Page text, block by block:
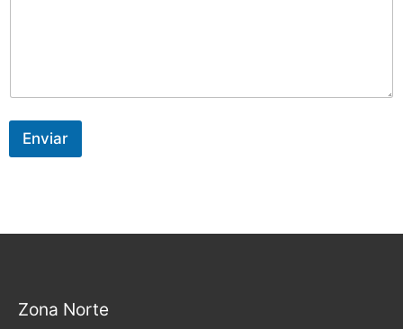
Enviar
Zona Norte